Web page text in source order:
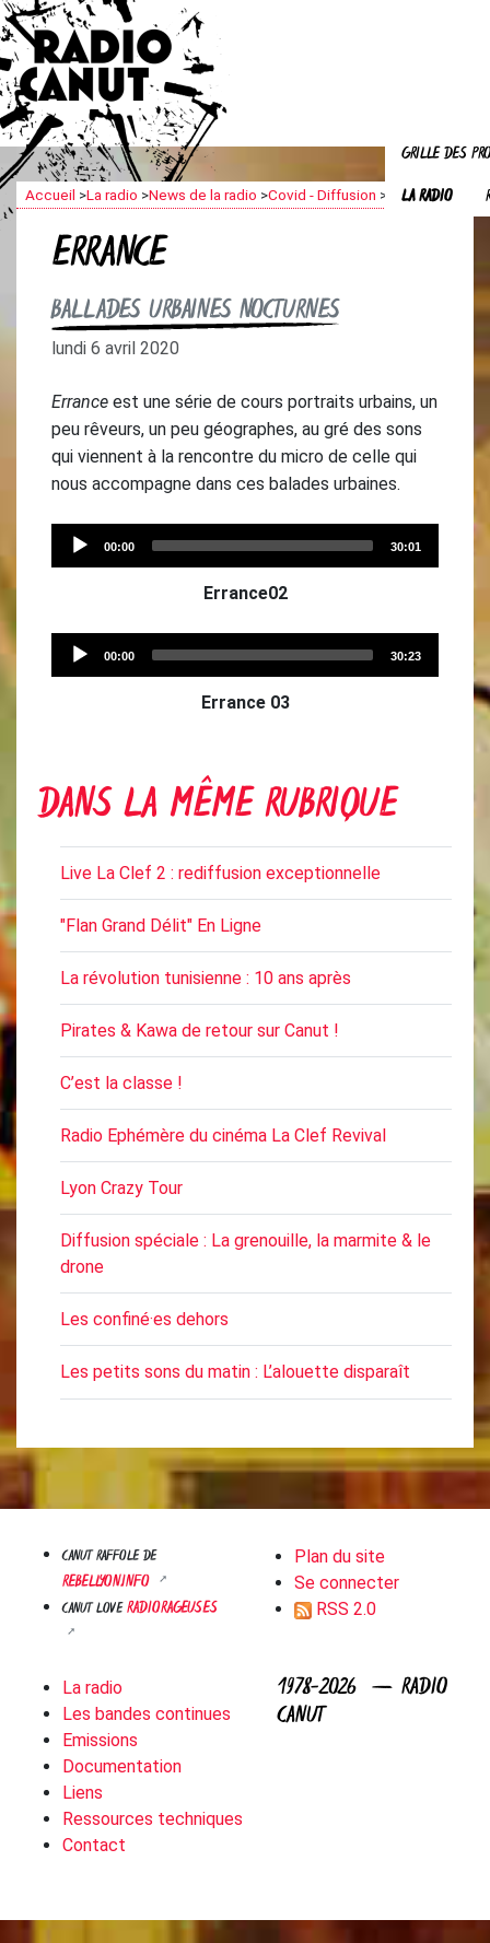
GRILLE DES
LA RADIO
Accueil >La radio >News de la radio >Covid - Diffusion > Errance
ERRANCE
BALLADES URBAINES NOCTURNES
lundi 6 avril 2020
Errance est une série de cours portraits urbains, un
peu rêveurs, un peu géographes, au gré des sons
qui viennent à la rencontre du micro de celle qui
nous accompagne dans ces balades urbaines.
Audio
00:00 30:01
Errance02
Audio
00:00 30:23
Errance 03
DANS LA MÊME RUBRIQUE
Live La Clef 2 : rediffusion exceptionnelle
"Flan Grand Délit" En Ligne
La révolution tunisienne : 10 ans après
Pirates & Kawa de retour sur Canut !
C’est la classe !
Radio Ephémère du cinéma La Clef Revival
Lyon Crazy Tour
Diffusion spéciale : La grenouille, la marmite & le
drone
Les confiné·es dehors
Les petits sons du matin : L’alouette disparaît
CANUT RAFFOLE DE
REBELLYON.INFO
CANUT LOVERADIORAGEUSES
Plan du site
Se connecter
RSS 2.0
La radio
Les bandes continues
Emissions
Documentation
Liens
Ressources techniques
Contact
1978-2026 — RADIO
CANUT